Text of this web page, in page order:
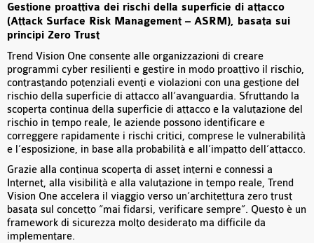
Gestione proattiva dei rischi della superficie di attacco
(Attack Surface Risk Management – ASRM), basata sui
principi Zero Trust
Trend Vision One consente alle organizzazioni di creare
programmi cyber resilienti e gestire in modo proattivo il rischio,
contrastando potenziali eventi e violazioni con una gestione del
rischio della superficie di attacco all’avanguardia. Sfruttando la
scoperta continua della superficie di attacco e la valutazione del
rischio in tempo reale, le aziende possono identificare e
correggere rapidamente i rischi critici, comprese le vulnerabilità
e l’esposizione, in base alla probabilità e all’impatto dell’attacco.
Grazie alla continua scoperta di asset interni e connessi a
Internet, alla visibilità e alla valutazione in tempo reale, Trend
Vision One accelera il viaggio verso un’architettura zero trust
basata sul concetto “mai fidarsi, verificare sempre”. Questo è un
framework di sicurezza molto desiderato ma difficile da
implementare.